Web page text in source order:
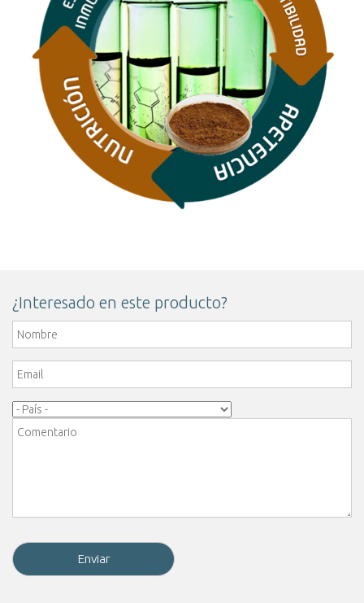
¿Interesado en este producto?
Nombre
Email
Pais*
Comentario